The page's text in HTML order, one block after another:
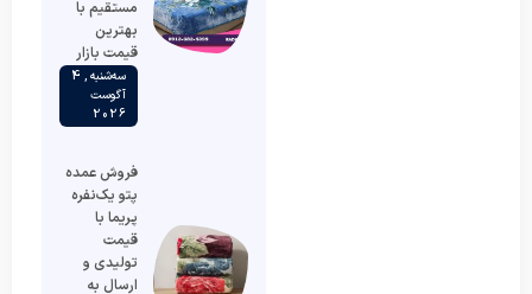
مستقیم با
بهترین
قیمت بازار
سه‌شنبه , 4
آگوست
2026
فروش عمده
پتو یک‌نفره
پریما با
قیمت
تولیدی و
ارسال به